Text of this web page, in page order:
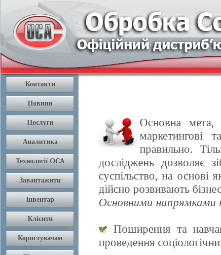
Основна мета,
маркетингові
правильно.
досліджень дозволяє
суспільство, на основі
дійсно розвивають
Основними напрямками
Поширення та
проведення